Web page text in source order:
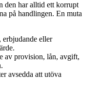
den har alltid ett korrupt
på handlingen. En muta
eller
av provision, lån, avgift,
avsedda att utöva